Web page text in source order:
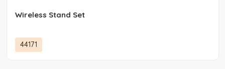
Wireless Stand Set
44171